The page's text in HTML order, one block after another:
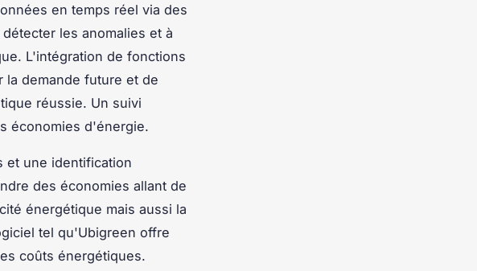
en temps réel via des
les anomalies et à
L'intégration de fonctions
la demande future et de
réussie. Un suivi
économies d'énergie.
et une identification
des économies allant de
énergétique mais aussi la
tel qu'Ubigreen offre
coûts énergétiques.